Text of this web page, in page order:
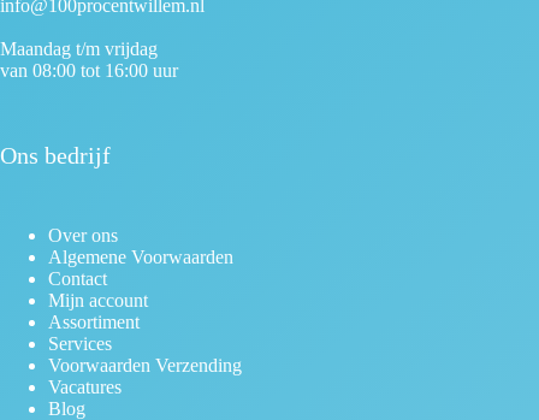
info@100procentwillem.nl
Maandag t/m vrijdag
van 08:00 tot 16:00 uur
Ons bedrijf
Over ons
Algemene Voorwaarden
Contact
Mijn account
Assortiment
Services
Voorwaarden Verzending
Vacatures
Blog